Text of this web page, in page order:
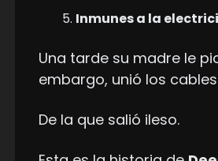
Inmunes a la
Una tarde su madre le
embargo, unió los
De la que salió ileso.